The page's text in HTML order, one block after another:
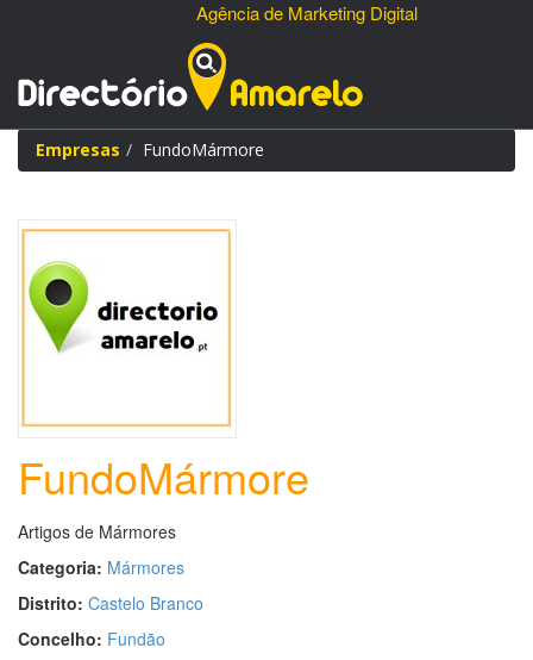
Agência de Marketing Digital
Empresas FundoMármore
FundoMármore
Artigos de Mármores
Categoria: Mármores
Distrito: Castelo Branco
Concelho: Fundão